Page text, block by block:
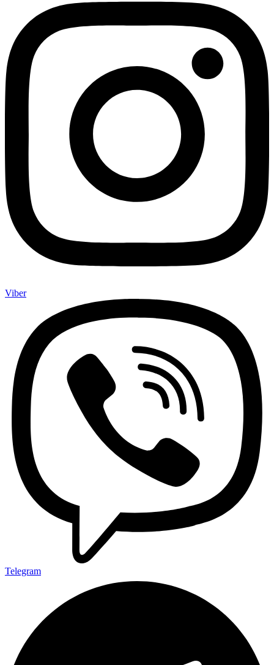
Viber
Telegram